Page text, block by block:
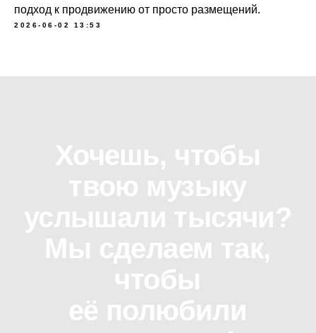
подход к продвижению от просто размещений.
2026-06-02 13:53